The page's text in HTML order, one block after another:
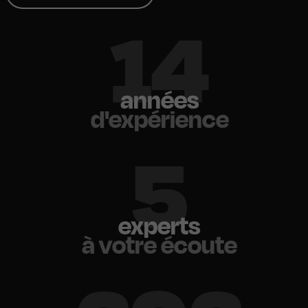
18
années
d'expérience
6
experts
à votre écoute